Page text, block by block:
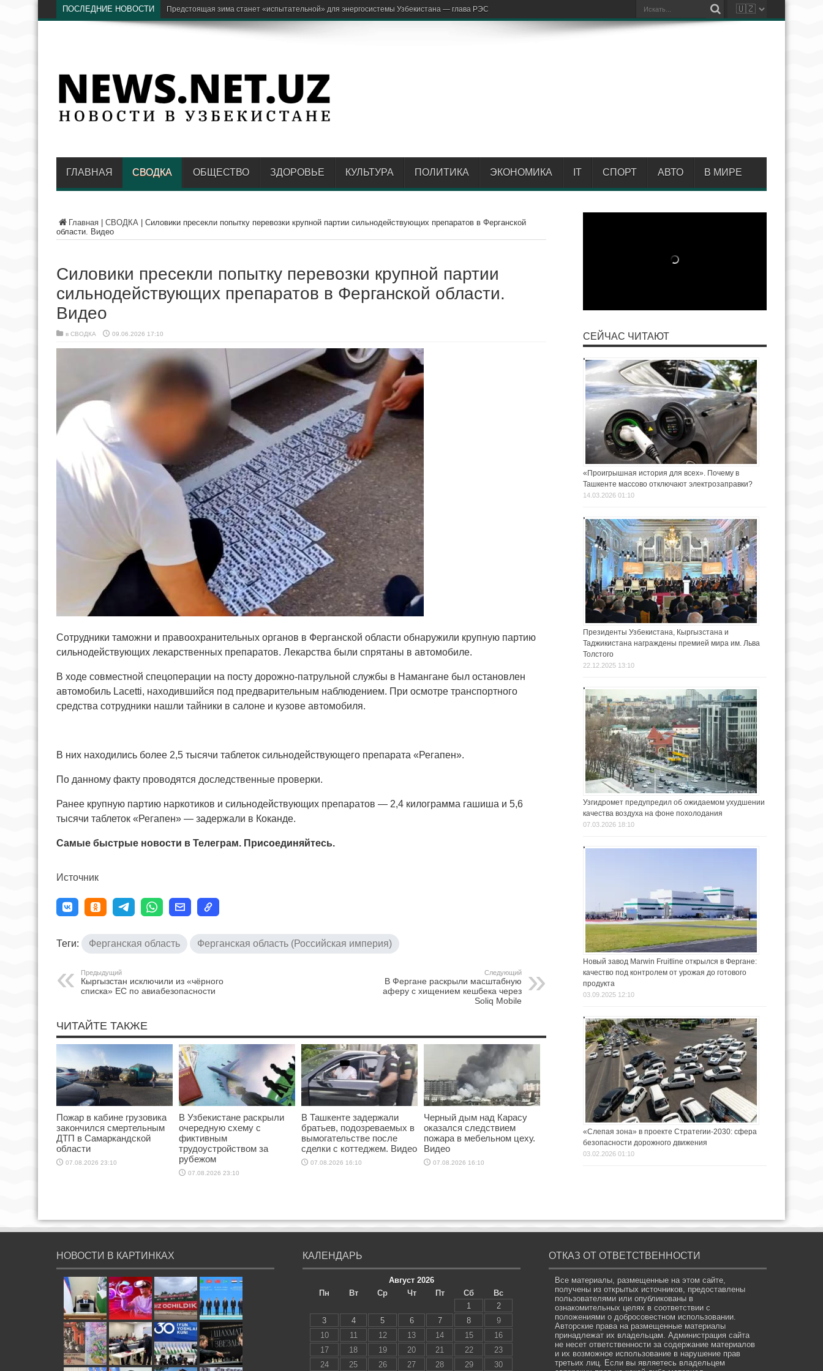
ПОСЛЕДНИЕ НОВОСТИ
ГЛАВНАЯ СВОДКА ОБЩЕСТВО ЗДОРОВЬЕ КУЛЬТУРА ПОЛИТИКА ЭКОНОМИКА IT СПОРТ АВТО В МИРЕ
Главная СВОДКА
Силовики пресекли попытку перевозки крупной партии сильнодействующих препаратов в Ферганской
области. Видео
Силовики пресекли попытку перевозки крупной партии
сильнодействующих препаратов в Ферганской области.
Видео
в СВОДКА 09.06.2026 17:10
Сотрудники таможни и правоохранительных органов в Ферганской области обнаружили крупную партию
сильнодействующих лекарственных препаратов. Лекарства были спрятаны в автомобиле.
В ходе совместной спецоперации на посту дорожно-патрульной службы в Намангане был остановлен
автомобиль Lacetti, находившийся под предварительным наблюдением. При осмотре транспортного
средства сотрудники нашли тайники в салоне и кузове автомобиля.
В них находились более 2,5 тысячи таблеток сильнодействующего препарата «Регапен».
По данному факту проводятся доследственные проверки.
Ранее крупную партию наркотиков и сильнодействующих препаратов — 2,4 килограмма гашиша и 5,6
тысячи таблеток «Регапен» — задержали в Коканде.
Самые быстрые новости в Телеграм. Присоединяйтесь.
Источник
Теги: Ферганская область Ферганская область (Российская империя)
Предыдущий
Кыргызстан исключили из «чёрного
списка» ЕС по авиабезопасности
Следующий
В Фергане раскрыли масштабную
аферу с хищением кешбека через
Soliq Mobile
ЧИТАЙТЕ ТАКЖЕ
Пожар в кабине грузовика
закончился смертельным
ДТП в Самаркандской
области
07.08.2026 23:10
В Узбекистане раскрыли
очередную схему с
фиктивным
трудоустройством за
рубежом
07.08.2026 23:10
В Ташкенте задержали
братьев, подозреваемых в
вымогательстве после
сделки с коттеджем. Видео
07.08.2026 16:10
Черный дым над Карасу
оказался следствием
пожара в мебельном цеху.
Видео
07.08.2026 16:10
СЕЙЧАС ЧИТАЮТ
«Проигрышная история для всех». Почему в
Ташкенте массово отключают электрозаправки?
14.03.2026 01:10
Президенты Узбекистана, Кыргызстана и
Таджикистана награждены премией мира им. Льва
Толстого
22.12.2025 13:10
Узгидромет предупредил об ожидаемом ухудшении
качества воздуха на фоне похолодания
07.03.2026 18:10
Новый завод Marwin Fruitline открылся в Фергане:
качество под контролем от урожая до готового
продукта
03.09.2025 12:10
«Слепая зона» в проекте Стратегии-2030: сфера
безопасности дорожного движения
03.02.2026 01:10
НОВОСТИ В КАРТИНКАХ КАЛЕНДАРЬ
Август 2026
Пн
Вт Ср Чт Пт Сб
Вс
1
2
3
4 5 6 7 8
9
10
11 12 13 14 15
16
17
18 19 20 21 22
23
24
25 26 27 28 29 30
ОТКАЗ ОТ ОТВЕТСТВЕННОСТИ
Все материалы, размещенные на этом сайте,
получены из открытых источников, предоставлены
пользователями или опубликованы в
ознакомительных целях в соответствии с
положениями о добросовестном использовании.
Авторские права на размещенные материалы
принадлежат их владельцам. Администрация сайта
не несет ответственности за содержание материалов
и их возможное использование в нарушение прав
третьих лиц. Если вы являетесь владельцем